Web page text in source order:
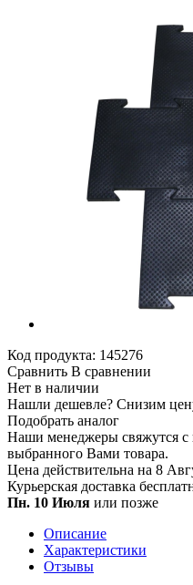
Код продукта: 145276
Сравнить В сравнении
Нет в наличии
Нашли дешевле? Снизим
Подобрать аналог
Наши менеджеры свяжутся с
выбранного Вами товара.
Цена действительна на 8
Курьерская доставка
Пн. 10 Июля или позже
Описание
Характеристики
Отзывы